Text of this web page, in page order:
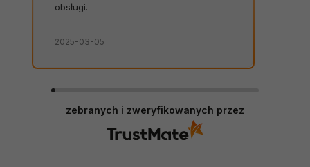
obsługi.
2025-03-05
zebranych i zweryfikowanych przez